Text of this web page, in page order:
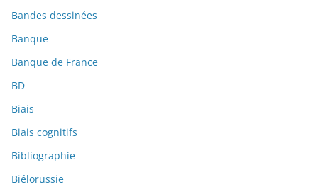
Bandes dessinées
Banque
Banque de France
BD
Biais
Biais cognitifs
Bibliographie
Biélorussie